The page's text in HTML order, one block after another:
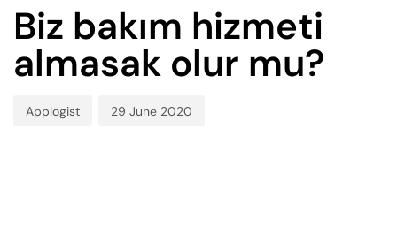
Biz bakım hizmeti
almasak olur mu?
Applogist 29 June 2020